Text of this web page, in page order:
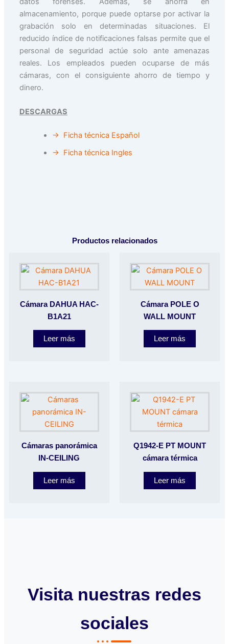
almacenamiento, porque puede optarse por activar la
grabación solo en determinadas situaciones. El
reducido índice de notificaciones falsas permite que el
personal de seguridad actúe solo ante amenazas
reales. Los empleados pueden ocuparse de más
cámaras, con el consiguiente ahorro de tiempo y
dinero.
DESCARGAS
→ Ficha técnica Español
→ Ficha técnica Ingles
Productos relacionados
Cámara DAHUA HAC-
B1A21
Leer más
Cámara POLE O
WALL MOUNT
Leer más
Cámaras panorámica
IN-CEILING
Leer más
Q1942-E PT MOUNT
cámara térmica
Leer más
Visita nuestras redes
sociales